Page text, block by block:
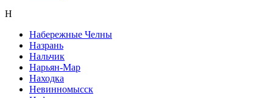
Н
Набережные Челны
Назрань
Нальчик
Нарьян-Мар
Находка
Невинномысск